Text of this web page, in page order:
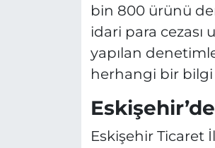
bin 800 ürünü
idari para
yapılan
herhangi bir bilgi
Eskişehir Ticaret